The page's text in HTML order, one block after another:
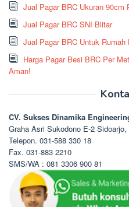
Jual Pagar BRC Ukuran 90cm
Jual Pagar BRC SNI Blitar
Jual Pagar BRC Untuk Rumah
Harga Pagar Besi BRC Per
Aman!
CV. Sukses Dinamika
Graha Asri Sukodono E-2 Sidoarjo,
Telepon. 031-588 330 18
Fax. 031-883 2210
SMS/WA : 081 3306 900 81